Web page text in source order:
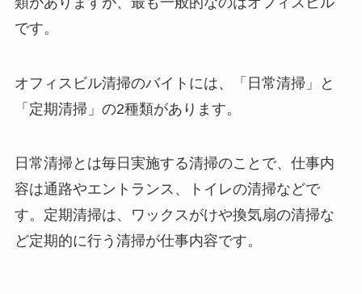
です。
オフィスビル清掃のバイトには、「日常清掃」と
「定期清掃」の2種類があります。
日常清掃とは毎日実施する清掃のことで、仕事内
容は通路やエントランス、トイレの清掃などで
す。定期清掃は、ワックスがけや換気扇の清掃な
ど定期的に行う清掃が仕事内容です。